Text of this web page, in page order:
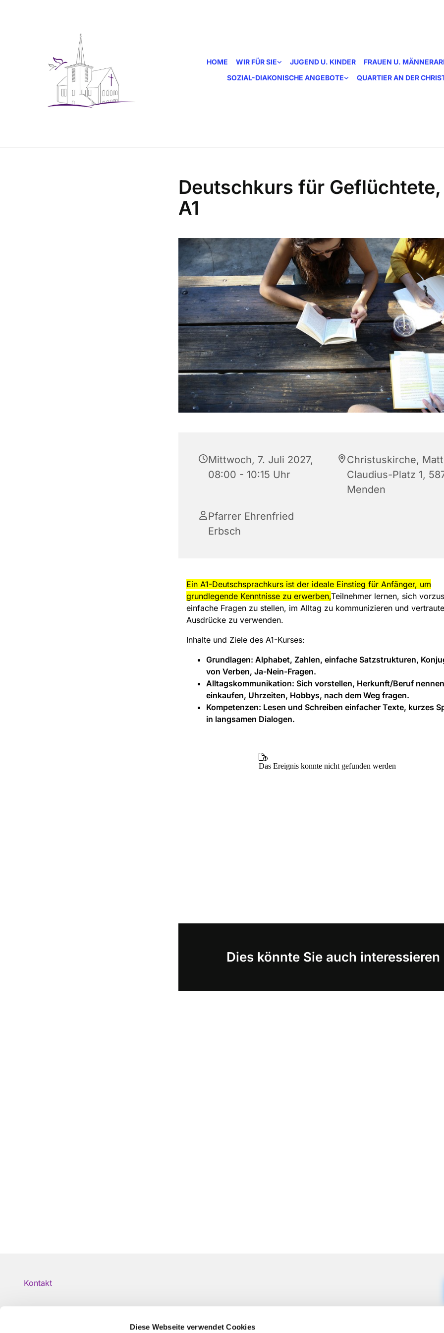
Diese Webseite verwendet Cookies
HOME WIR FÜR SIE JUGEND U. KINDER FRAUEN U.
SOZIAL-DIAKONISCHE ANGEBOTE
QUARTIER AN DER
Deutschkurs für
A1
Mittwoch, 7. Juli 2027,
08:00 - 10:15 Uhr
Christuskirche,
Claudius-Platz 1,
Menden
Pfarrer Ehrenfried
Erbsch
Ein A1-Deutschsprachkurs ist der ideale Einstieg für Anfänger, um
grundlegende Kenntnisse zu erwerben,Teilnehmer lernen, sich
einfache Fragen zu stellen, im Alltag zu kommunizieren und vertraute
Ausdrücke zu verwenden.
Inhalte und Ziele des A1-Kurses:
Grundlagen: Alphabet, Zahlen, einfache Satzstrukturen,
von Verben, Ja-Nein-Fragen.
Alltagskommunikation: Sich vorstellen, Herkunft/Beruf
einkaufen, Uhrzeiten, Hobbys, nach dem Weg fragen.
Kompetenzen: Lesen und Schreiben einfacher Texte, kurzes
in langsamen Dialogen.
Dies könnte Sie auch interessieren
Kontakt